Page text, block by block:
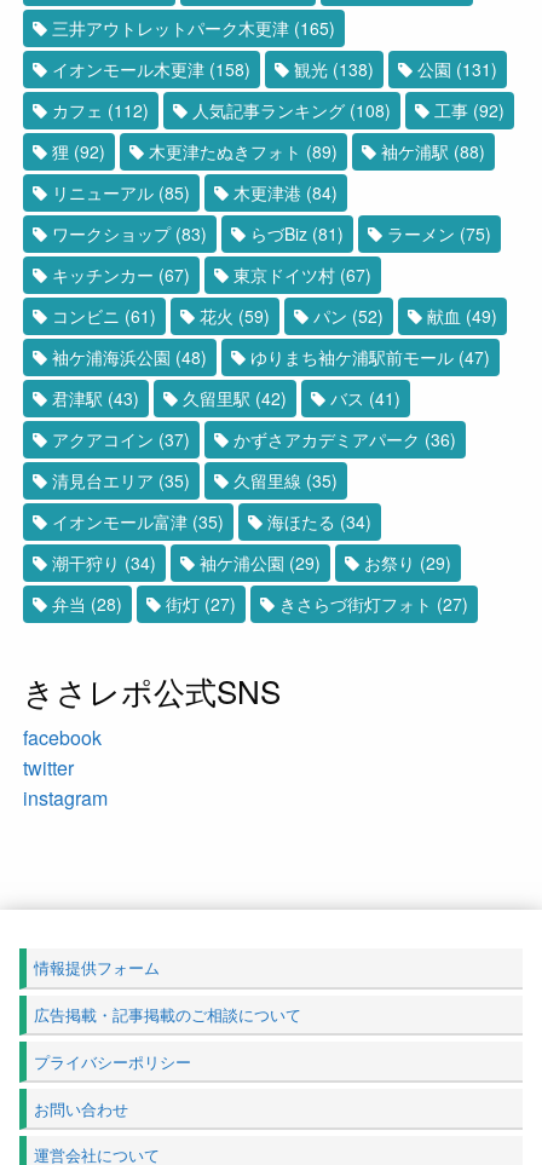
三井アウトレットパーク木更津 (165)
イオンモール木更津 (158) 観光 (138) 公園 (131)
カフェ (112) 人気記事ランキング (108) 工事 (92)
狸 (92) 木更津たぬきフォト (89) 袖ケ浦駅 (88)
リニューアル (85) 木更津港 (84)
ワークショップ(83) らづBiz (81) ラーメン (75)
キッチンカー (67) 東京ドイツ村 (67)
コンビニ (61) 花火 (59) パン (52) 献血 (49)
袖ケ浦海浜公園 (48) ゆりまち袖ケ浦駅前モール (47)
君津駅 (43) 久留里駅 (42) バス (41)
アクアコイン (37) かずさアカデミアパーク (36)
清見台エリア (35) 久留里線 (35)
イオンモール富津 (35) 海ほたる (34)
潮干狩り (34) 袖ケ浦公園 (29) お祭り (29)
弁当 (28) 街灯 (27) きさらづ街灯フォト (27)
きさレポ公式SNS
facebook
twitter
instagram
情報提供フォーム
広告掲載・記事掲載のご相談について
プライバシーポリシー
お問い合わせ
運営会社について